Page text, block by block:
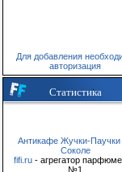
Для добавления
авторизация
Статистика
Антикафе Жучки-Паучки
Соколе
fifi.ru - агрегатор
№1